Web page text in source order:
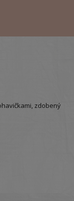
zdobený